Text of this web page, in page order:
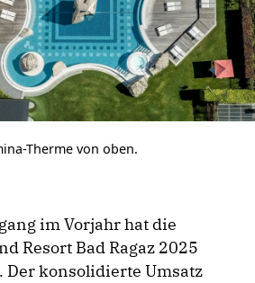
Therme von oben.
im Vorjahr hat die
Resort Bad Ragaz 2025
Der konsolidierte Umsatz